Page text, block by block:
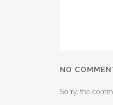
NO
Sorry, the